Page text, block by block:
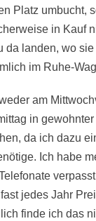
Platz umbucht,
in Kauf
da landen, wo
im Ruhe-
am
in
da ich dazu
Ich habe
jedes Jahr
finde ich das